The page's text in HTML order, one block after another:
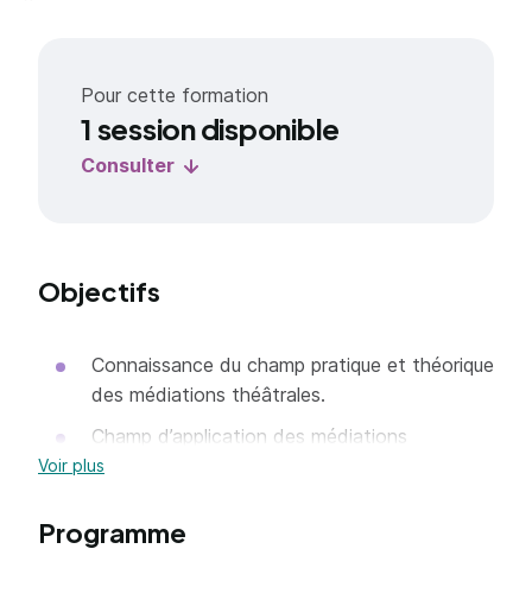
Pour cette formation
1 session disponible
Consulter
Objectifs
Connaissance du champ pratique et théorique
des médiations théâtrales.
Champ d’application des médiations
théâtrales.
sociaux.
Voir plus
Programme